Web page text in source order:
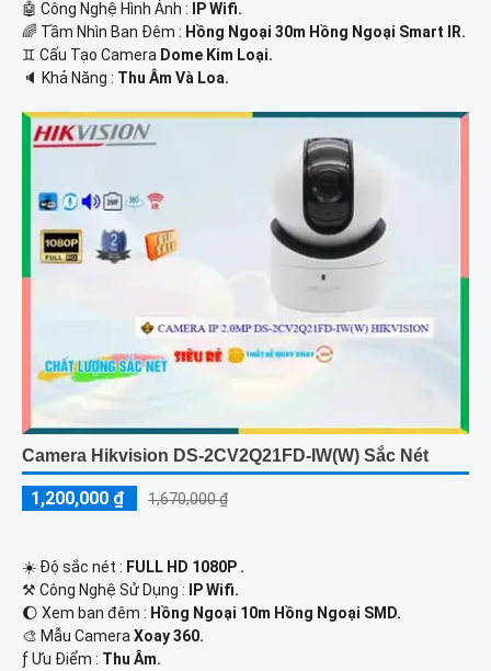
🤖️ Công Nghệ Hình Ảnh :
IP Wifi.
🌈 Tầm Nhìn Ban Đêm : Hồng Ngoại 30m Hồng Ngoại Smart IR.
♊ Cấu Tạo Camera Dome Kim Loại.
️🔈 Khả Năng : Thu Âm Và Loa.
Camera Hikvision DS-2CV2Q21FD-IW(W) Sắc Nét
1,200,000 ₫ 1,670,000 ₫
☀️ Độ sắc nét : FULL HD 1080P .
⚒ Công Nghệ Sử Dụng :
IP Wifi.
🌔 Xem ban đêm : Hồng Ngoại 10m Hồng Ngoại SMD.
🎨 Mẫu Camera Xoay 360.
️ƒ Ưu Điểm : Thu Âm.